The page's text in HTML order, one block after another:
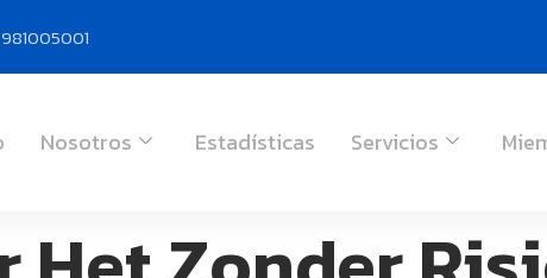
Nosotros Estadísticas Servicios